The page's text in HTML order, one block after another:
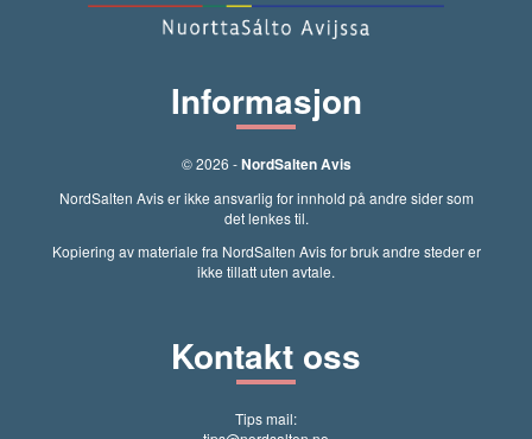
Informasjon
© 2026 -NordSalten Avis
NordSalten Avis er ikke ansvarlig for innhold på andre sider som
det lenkes til.
Kopiering av materiale fra NordSalten Avis for bruk andre steder er
ikke tillatt uten avtale.
Kontakt oss
Tips mail: